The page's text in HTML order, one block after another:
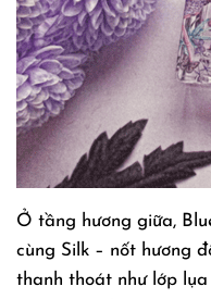
Ở tầng hương giữa,
cùng Silk – nốt hương
thanh thoát như lớp